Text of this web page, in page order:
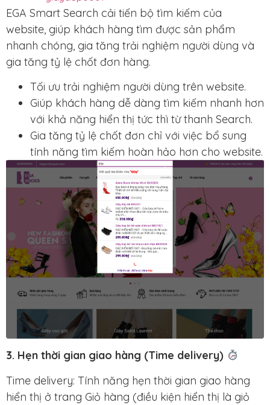
EGA Smart Search cải tiến bộ tìm kiếm của
website, giúp khách hàng tìm được sản phẩm
nhanh chóng, gia tăng trải nghiệm người dùng và
gia tăng tỷ lệ chốt đơn hàng.
Tối ưu trải nghiệm người dùng trên website.
Giúp khách hàng dễ dàng tìm kiếm nhanh hơn
với khả năng hiển thị tức thì từ thanh Search.
Gia tăng tỷ lệ chốt đơn chỉ với việc bổ sung
tính năng tìm kiếm hoàn hảo hơn cho website.
3. Hẹn thời gian giao hàng (Time delivery)
Time delivery: Tính năng hẹn thời gian giao hàng
hiển thị ở trang Giỏ hàng (điều kiện hiển thị là giỏ